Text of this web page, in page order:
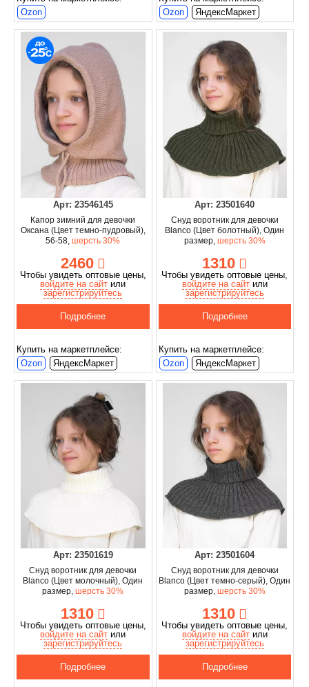
Ozon
Ozon
ЯндексМаркет
Арт: 23546145
Капор зимний для девочки
Оксана (Цвет темно-пудровый),
56-58,шерсть 30%
2460
Чтобы увидеть оптовые цены,
войдите на сайт или
зарегистрируйтесь
Подробнее
Купить на маркетплейсе:
Ozon
ЯндексМаркет
Арт: 23501640
Снуд воротник для девочки
Blanco (Цвет болотный), Один
размер, шерсть 30%
1310
Чтобы увидеть оптовые цены,
войдите на сайтили
зарегистрируйтесь
Подробнее
Купить на маркетплейсе:
Ozon
ЯндексМаркет
Арт: 23501619
Снуд воротник для девочки
Blanco (Цвет молочный), Один
размер,шерсть 30%
1310
Чтобы увидеть оптовые цены,
войдите на сайт или
зарегистрируйтесь
Подробнее
Арт: 23501604
Снуд воротник для девочки
Blanco (Цвет темно-серый), Один
размер, шерсть 30%
1310
Чтобы увидеть оптовые цены,
войдите на сайтили
зарегистрируйтесь
Подробнее